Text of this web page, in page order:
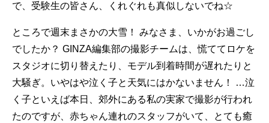
で、受験生の皆さん、くれぐれも真似しないでね☆
ところで週末まさかの大雪！ みなさま、いかがお過ごし
でしたか？ GINZA編集部の撮影チームは、慌ててロケを
スタジオに切り替えたり、モデル到着時間が遅れたりと
大騒ぎ。いやはや泣く子と天気にはかないません！ …泣
く子といえば本日、郊外にある私の実家で撮影が行われ
たのですが、赤ちゃん連れのスタッフがいて、とても癒